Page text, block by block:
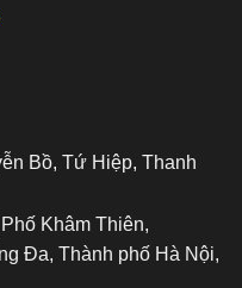
Bồ, Tứ Hiệp, Thanh
Khâm Thiên,
Đa, Thành phố Hà Nội,